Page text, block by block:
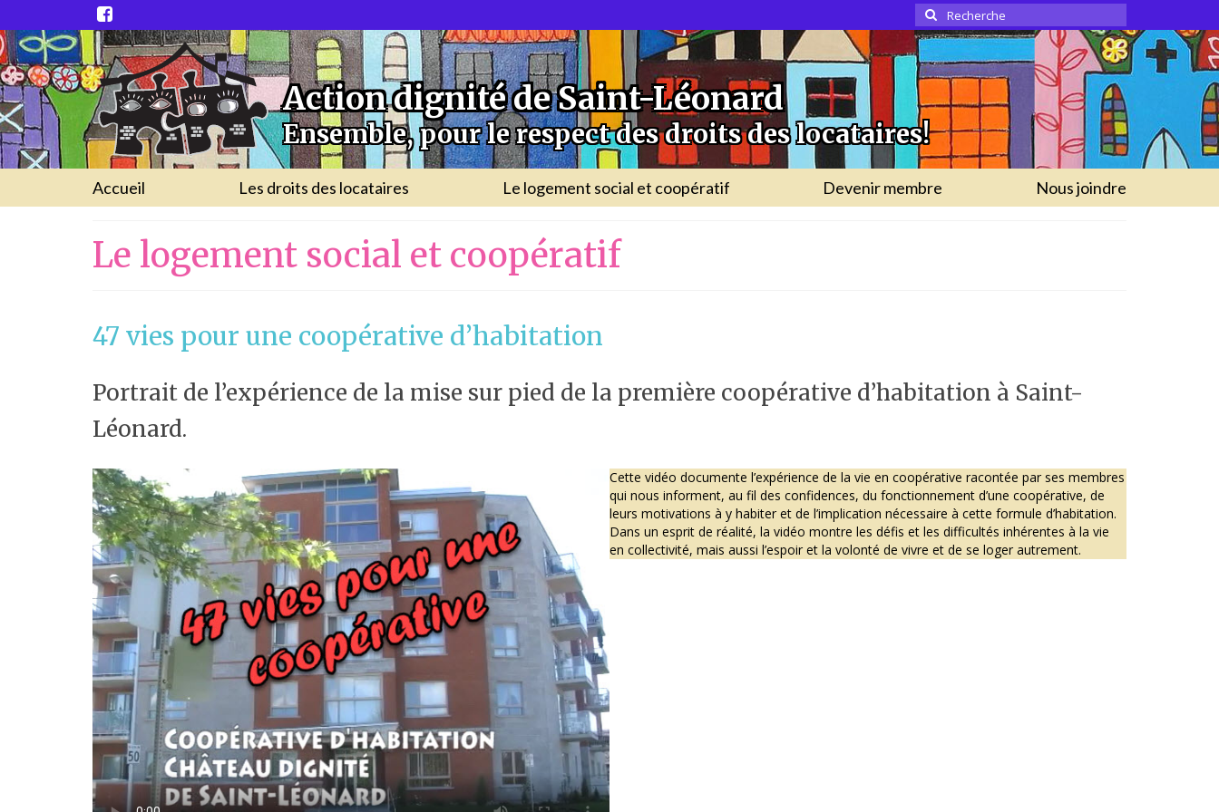
Rechercher
:
Action dignité de Saint-Léonard
Ensemble, pour le respect des droits des locataires!
Accueil Les droits des locataires Le logement social et coopératif Devenir membre Nous joindre
Le logement social et coopératif
47 vies pour une coopérative d’habitation
Portrait de l’expérience de la mise sur pied de la première coopérative d’habitation à Saint-
Léonard.
Cette vidéo documente l’expérience de la vie en coopérative racontée par ses membres
qui nous informent, au fil des confidences, du fonctionnement d’une coopérative, de
leurs motivations à y habiter et de l’implication nécessaire à cette formule d’habitation.
Dans un esprit de réalité, la vidéo montre les défis et les difficultés inhérentes à la vie
en collectivité, mais aussi l’espoir et la volonté de vivre et de se loger autrement.